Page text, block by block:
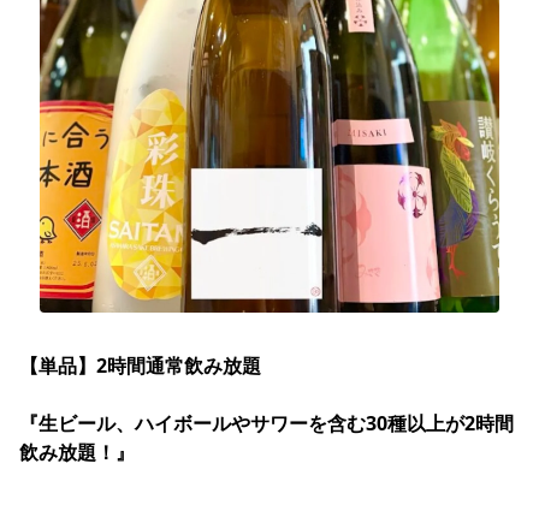
【単品】2時間通常飲み放題
『生ビール、ハイボールやサワーを含む30種以上が2時間
飲み放題！』